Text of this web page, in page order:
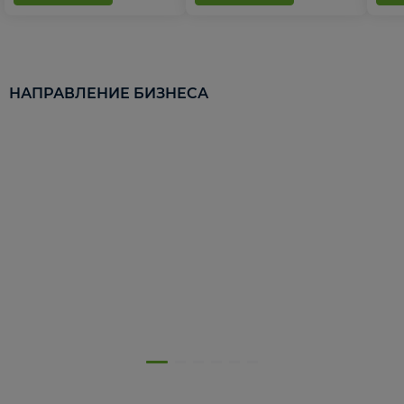
НАПРАВЛЕНИЕ БИЗНЕСА